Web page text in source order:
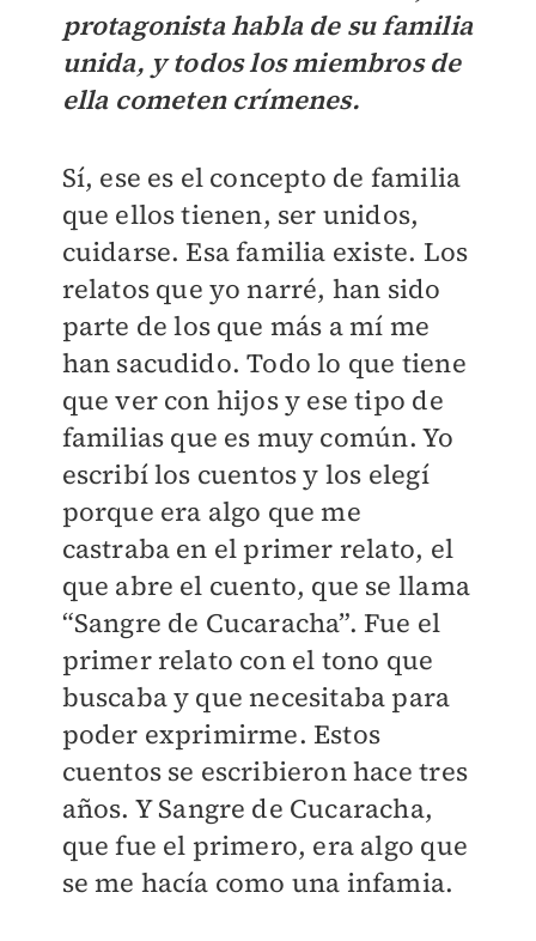
protagonista habla de su familia
unida, y todos los miembros de
ella cometen crímenes.
Sí, ese es el concepto de familia
que ellos tienen, ser unidos,
cuidarse. Esa familia existe. Los
relatos que yo narré, han sido
parte de los que más a mí me
han sacudido. Todo lo que tiene
que ver con hijos y ese tipo de
familias que es muy común. Yo
escribí los cuentos y los elegí
porque era algo que me
castraba en el primer relato, el
que abre el cuento, que se llama
“Sangre de Cucaracha”. Fue el
primer relato con el tono que
buscaba y que necesitaba para
poder exprimirme. Estos
cuentos se escribieron hace tres
años. Y Sangre de Cucaracha,
que fue el primero, era algo que
se me hacía como una infamia.